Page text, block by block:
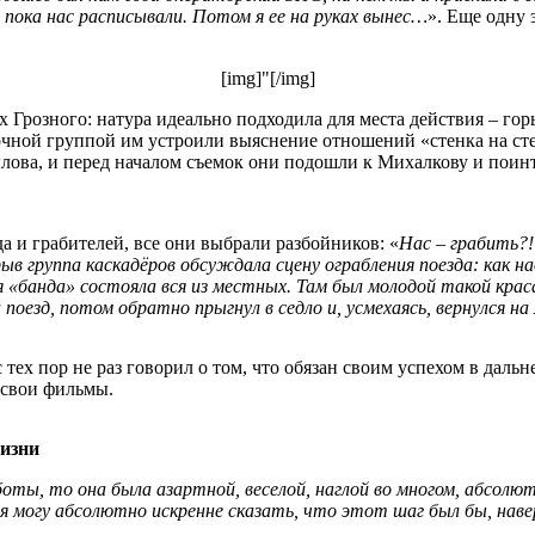
нас расписывали. Потом я ее на руках вынес…». Еще одну
[img]"[/img]
натура идеально подходила для места действия –
группой им устроили выяснение отношений «стенка на
и перед началом съемок они подошли к Михалкову и
и грабителей, все они выбрали разбойников: «Нас –
группа каскадёров обсуждала сцену ограбления поезда:
состояла вся из местных. Там был молодой такой
потом обратно прыгнул в седло и, усмехаясь, вернулся
пор не раз говорил о том, что обязан своим успехом в
фильмы.
то она была азартной, веселой, наглой во многом,
абсолютно искренне сказать, что этот шаг был бы,